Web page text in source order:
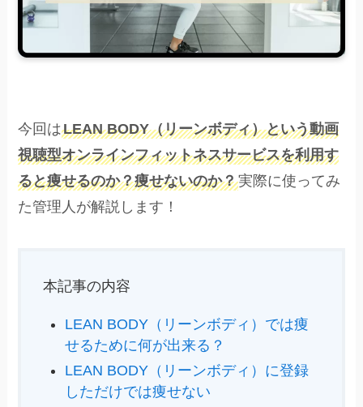
今回はLEAN BODY（リーンボディ）という動画
視聴型オンラインフィットネスサービスを利用す
ると痩せるのか？痩せないのか？実際に使ってみ
た管理人が解説します！
本記事の内容
LEAN BODY（リーンボディ）では痩
せるために何が出来る？
LEAN BODY（リーンボディ）に登録
しただけでは痩せない